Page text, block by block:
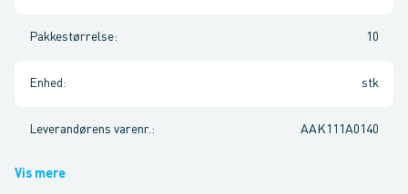
Pakkestørrelse: 10
Enhed : stk
Leverandørens varenr. : AAK111A0140
Vis mere